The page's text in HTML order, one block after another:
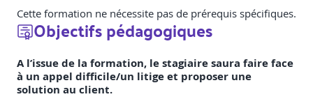
Cette formation ne nécessite pas de prérequis spécifiques.
Objectifs pédagogiques
A l’issue de la formation, le stagiaire saura faire face
à un appel difficile/un litige et proposer une
solution au client.